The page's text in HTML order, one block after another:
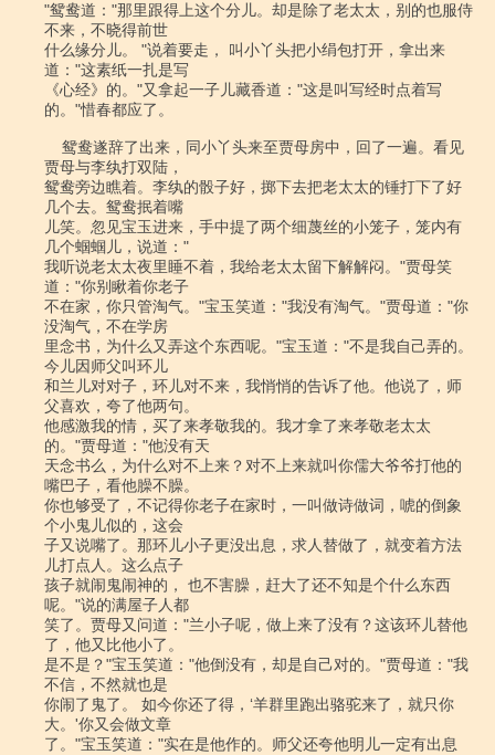
"鸳鸯道："那里跟得上这个分儿。却是除了老太太，别的也服侍
不来，不晓得前世
什么缘分儿。 "说着要走， 叫小丫头把小绢包打开，拿出来
道："这素纸一扎是写
《心经》的。"又拿起一子儿藏香道："这是叫写经时点着写
的。"惜春都应了。
贾母与李纨打双陆，
鸳鸯旁边瞧着。李纨的骰子好，掷下去把老太太的锤打下了好
几个去。鸳鸯抿着嘴
儿笑。忽见宝玉进来，手中提了两个细蔑丝的小笼子，笼内有
几个蝈蝈儿，说道："
我听说老太太夜里睡不着，我给老太太留下解解闷。"贾母笑
道："你别瞅着你老子
不在家，你只管淘气。"宝玉笑道："我没有淘气。"贾母道："你
没淘气，不在学房
里念书，为什么又弄这个东西呢。"宝玉道："不是我自己弄的。
今儿因师父叫环儿
和兰儿对对子，环儿对不来，我悄悄的告诉了他。他说了，师
父喜欢，夸了他两句。
他感激我的情，买了来孝敬我的。我才拿了来孝敬老太太
的。"贾母道："他没有天
天念书么，为什么对不上来？对不上来就叫你儒大爷爷打他的
嘴巴子，看他臊不臊。
你也够受了，不记得你老子在家时，一叫做诗做词，唬的倒象
个小鬼儿似的，这会
子又说嘴了。那环儿小子更没出息，求人替做了，就变着方法
儿打点人。这么点子
孩子就闹鬼闹神的， 也不害臊，赶大了还不知是个什么东西
呢。"说的满屋子人都
笑了。贾母又问道："兰小子呢，做上来了没有？这该环儿替他
了，他又比他小了。
是不是？"宝玉笑道："他倒没有，却是自己对的。"贾母道："我
不信，不然就也是
你闹了鬼了。 如今你还了得，‘羊群里跑出骆驼来了，就只你
大。'你又会做文章
了。"宝玉笑道："实在是他作的。师父还夸他明儿一定有出息